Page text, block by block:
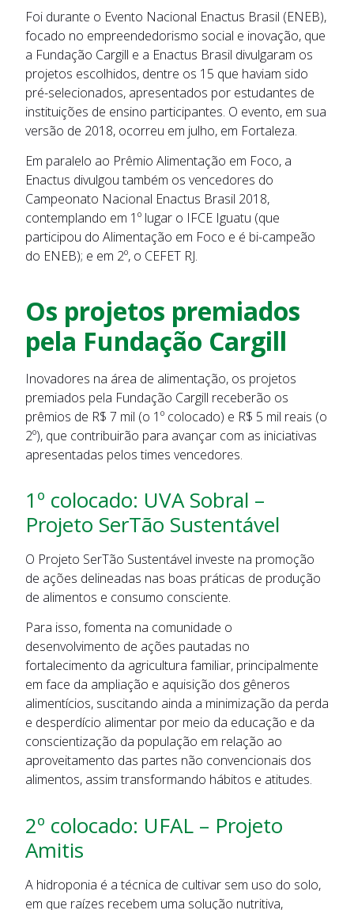
Foi durante o Evento Nacional Enactus Brasil (ENEB),
focado no empreendedorismo social e inovação, que
a Fundação Cargill e a Enactus Brasil divulgaram os
projetos escolhidos, dentre os 15 que haviam sido
pré-selecionados, apresentados por estudantes de
instituições de ensino participantes. O evento, em sua
versão de 2018, ocorreu em julho, em Fortaleza.
Em paralelo ao Prêmio Alimentação em Foco, a
Enactus divulgou também os vencedores do
Campeonato Nacional Enactus Brasil 2018,
contemplando em 1º lugar o IFCE Iguatu (que
participou do Alimentação em Foco e é bi-campeão
do ENEB); e em 2º, o CEFET RJ.
Os projetos premiados
pela Fundação Cargill
Inovadores na área de alimentação, os projetos
premiados pela Fundação Cargill receberão os
prêmios de R$ 7 mil (o 1º colocado) e R$ 5 mil reais (o
2º), que contribuirão para avançar com as iniciativas
apresentadas pelos times vencedores.
1º colocado: UVA Sobral –
Projeto SerTão Sustentável
O Projeto SerTão Sustentável investe na promoção
de ações delineadas nas boas práticas de produção
de alimentos e consumo consciente.
Para isso, fomenta na comunidade o
desenvolvimento de ações pautadas no
fortalecimento da agricultura familiar, principalmente
em face da ampliação e aquisição dos gêneros
alimentícios, suscitando ainda a minimização da perda
e desperdício alimentar por meio da educação e da
conscientização da população em relação ao
aproveitamento das partes não convencionais dos
alimentos, assim transformando hábitos e atitudes.
2º colocado: UFAL – Projeto
Amitis
A hidroponia é a técnica de cultivar sem uso do solo,
em que raízes recebem uma solução nutritiva,